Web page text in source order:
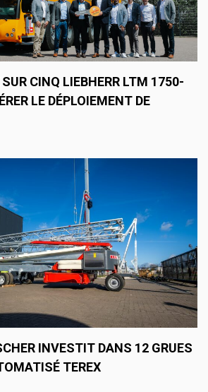
CINQ LIEBHERR LTM 1750-
LE DÉPLOIEMENT DE
INVESTIT DANS 12 GRUES
TEREX